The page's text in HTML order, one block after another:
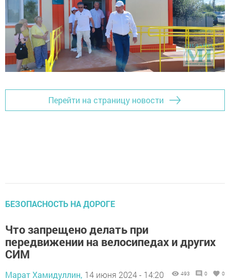
Перейти на страницу новости
БЕЗОПАСНОСТЬ НА ДОРОГЕ
Что запрещено делать при
передвижении на велосипедах и других
СИМ
Марат Хамидуллин, 14 июня 2024 - 14:20 493 0 0